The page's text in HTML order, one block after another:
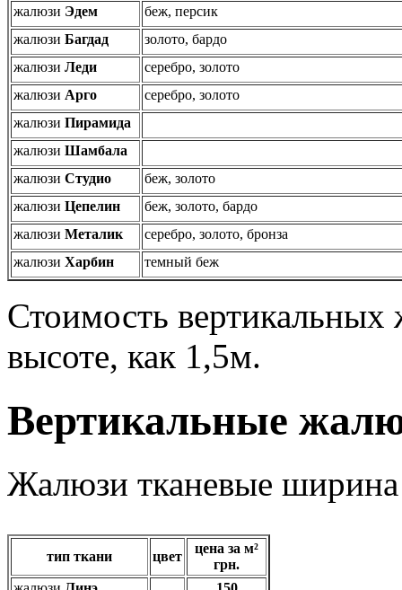
жалюзи Эдем
беж, персик
жалюзи Багдад
золото, бардо
жалюзи Леди
серебро, золото
жалюзи Арго
серебро, золото
жалюзи Пирамида
жалюзи Шамбала
жалюзи Студио
беж, золото
жалюзи Цепелин
беж, золото, бардо
жалюзи Металик
серебро, золото, бронза
жалюзи Харбин темный беж
Стоимость
высоте, как 1,5м.
Вертикальные
Жалюзи тканевые
тип ткани цвет
цена за м²
грн.